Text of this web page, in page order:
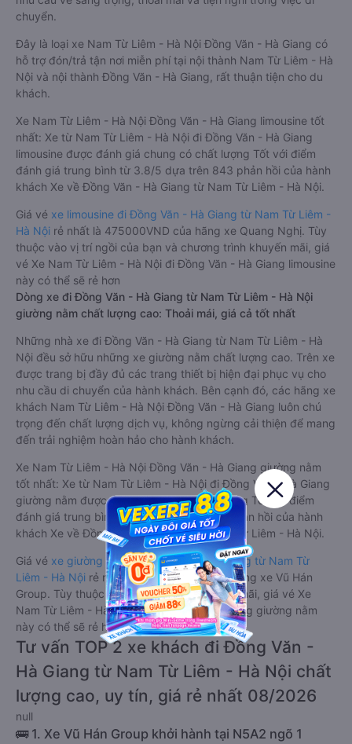
chuyển.
Đây là loại xe Nam Từ Liêm - Hà Nội Đồng Văn - Hà Giang có
hỗ trợ đón/trả tận nơi miễn phí tại nội thành Nam Từ Liêm - Hà
Nội và nội thành Đồng Văn - Hà Giang, rất thuận tiện cho du
khách.
Xe Nam Từ Liêm - Hà Nội Đồng Văn - Hà Giang limousine tốt
nhất: Xe từ Nam Từ Liêm - Hà Nội đi Đồng Văn - Hà Giang
limousine được đánh giá chung có chất lượng Tốt với điểm
đánh giá trung bình từ 3.8/5 dựa trên 843 phản hồi của hành
khách Xe về Đồng Văn - Hà Giang từ Nam Từ Liêm - Hà Nội.
Giá vé xe limousine đi Đồng Văn - Hà Giang từ Nam Từ Liêm -
Hà Nội rẻ nhất là 475000VND của hãng xe Quang Nghị. Tùy
thuộc vào vị trí ngồi của bạn và chương trình khuyến mãi, giá
vé Xe Nam Từ Liêm - Hà Nội đi Đồng Văn - Hà Giang limousine
này có thể sẽ rẻ hơn
Dòng xe đi Đồng Văn - Hà Giang từ Nam Từ Liêm - Hà Nội
giường nằm chất lượng cao: Thoải mái, giá cả tốt nhất
Những nhà xe đi Đồng Văn - Hà Giang từ Nam Từ Liêm - Hà
Nội đều sở hữu những xe giường nằm chất lượng cao. Trên xe
được trang bị đầy đủ các trang thiết bị hiện đại phục vụ cho
nhu cầu di chuyển của hành khách. Bên cạnh đó, các hãng xe
khách Nam Từ Liêm - Hà Nội Đồng Văn - Hà Giang luôn chú
trọng đến chất lượng dịch vụ, không ngừng cải thiện để mang
đến trải nghiệm hoàn hảo cho hành khách.
Xe Nam Từ Liêm - Hà Nội Đồng Văn - Hà Giang giường nằm
tốt nhất: Xe từ Nam Từ Liêm - Hà Nội đi Đồng Văn - Hà Giang
giường nằm được đánh giá chung chất lượng Tốt với điểm
đánh giá trung bình từ 4.6/5 dựa trên 57 phản hồi của hành
khách Xe về Đồng Văn - Hà Giang từ Nam Từ Liêm - Hà Nội.
Giá vé xe giường nằm đi Đồng Văn - Hà Giang từ Nam Từ
Liêm - Hà Nội rẻ nhất là 550000VND của hãng xe Vũ Hán
Group. Tùy thuộc vào chương trình khuyến mãi, giá vé Xe
Nam Từ Liêm - Hà Nội đi Đồng Văn - Hà Giang giường nằm
này có thể sẽ rẻ hơn.
Tư vấn TOP 2 xe khách đi Đồng Văn -
Hà Giang từ Nam Từ Liêm - Hà Nội chất
lượng cao, uy tín, giá rẻ nhất 08/2026
null
🚌 1. Xe Vũ Hán Group khởi hành tại N5A2 ngõ 1